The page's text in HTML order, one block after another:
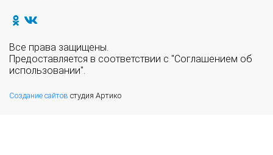
Все права защищены.
Предоставляется в соответствии с "Соглашением об
использовании".
Создание сайтов студия Артико